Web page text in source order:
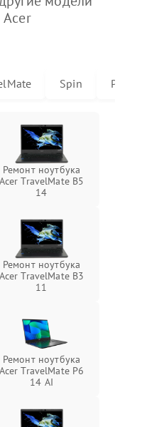
Acer
Spin
Ремонт ноутбука
Acer TravelMate B5
14
Ремонт ноутбука
Acer TravelMate B3
11
Ремонт ноутбука
Acer TravelMate P6
14 AI